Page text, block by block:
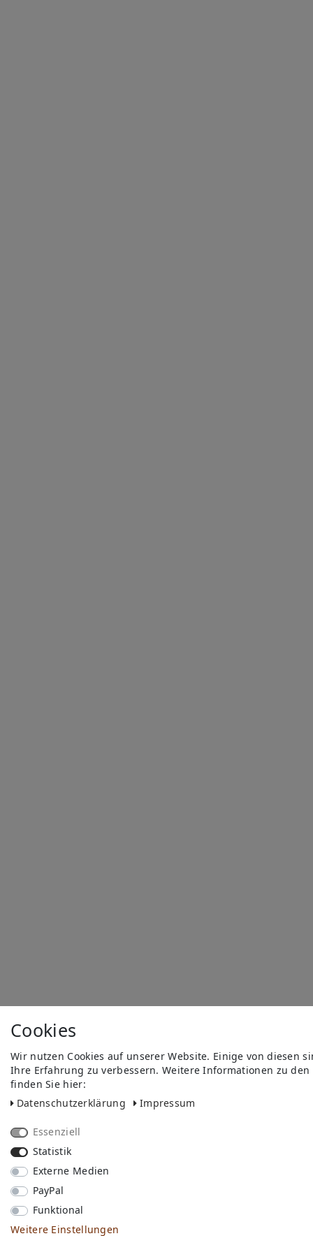
Cookies
Wir nutzen Cookies auf unserer Website. Einige von diesen
Ihre Erfahrung zu verbessern. Weitere Informationen zu
finden Sie hier:
Daten­schutz­erklärung
Impressum
Essenziell
Statistik
Externe Medien
PayPal
Funktional
Weitere Einstellungen